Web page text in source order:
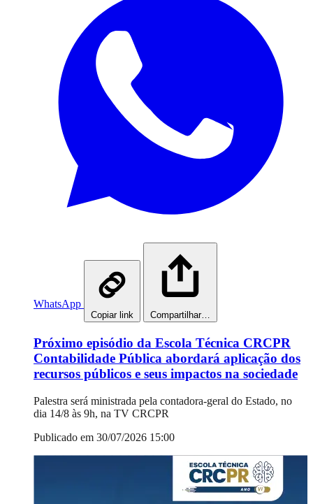
WhatsApp
Copiar link Compartilhar…
Próximo episódio da Escola Técnica CRCPR
Contabilidade Pública abordará aplicação dos
recursos públicos e seus impactos na sociedade
Palestra será ministrada pela contadora-geral do Estado, no
dia 14/8 às 9h, na TV CRCPR
Publicado em 30/07/2026 15:00